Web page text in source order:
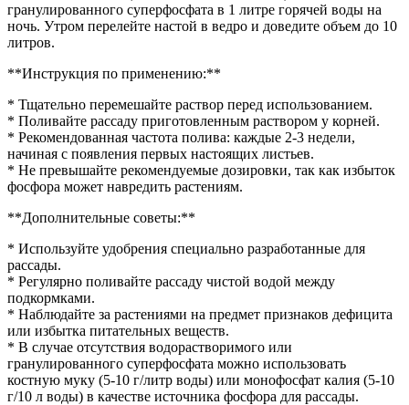
гранулированного суперфосфата в 1 литре горячей воды на
ночь. Утром перелейте настой в ведро и доведите объем до 10
литров.
**Инструкция по применению:**
* Тщательно перемешайте раствор перед использованием.
* Поливайте рассаду приготовленным раствором у корней.
* Рекомендованная частота полива: каждые 2-3 недели,
начиная с появления первых настоящих листьев.
* Не превышайте рекомендуемые дозировки, так как избыток
фосфора может навредить растениям.
**Дополнительные советы:**
* Используйте удобрения специально разработанные для
рассады.
* Регулярно поливайте рассаду чистой водой между
подкормками.
* Наблюдайте за растениями на предмет признаков дефицита
или избытка питательных веществ.
* В случае отсутствия водорастворимого или
гранулированного суперфосфата можно использовать
костную муку (5-10 г/литр воды) или монофосфат калия (5-10
г/10 л воды) в качестве источника фосфора для рассады.